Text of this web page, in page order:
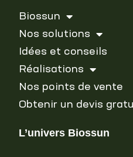
Biossun
Nos solutions
Idées et conseils
Réalisations
Nos points de vente
Obtenir un devis
L’univers Biossun